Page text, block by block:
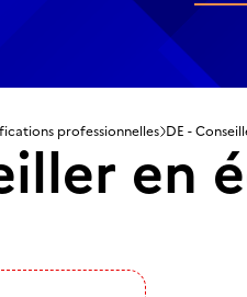
professionnelles DE -
en